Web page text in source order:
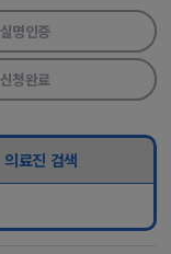
실명인증
신청완료
의료진 검색